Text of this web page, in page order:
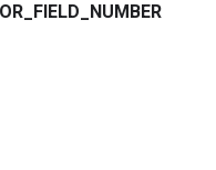
FIELD NUMBER